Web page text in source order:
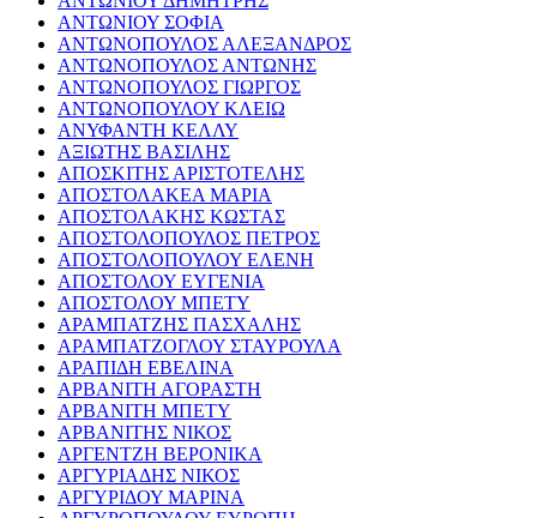
ΑΝΤΩΝΙΟΥ ΣΟΦΙΑ
ΑΝΤΩΝΟΠΟΥΛΟΣ ΑΛΕΞΑΝΔΡΟΣ
ΑΝΤΩΝΟΠΟΥΛΟΣ ΑΝΤΩΝΗΣ
ΑΝΤΩΝΟΠΟΥΛΟΣ ΓΙΩΡΓΟΣ
ΑΝΤΩΝΟΠΟΥΛΟΥ ΚΛΕΙΩ
ΑΝΥΦΑΝΤΗ ΚΕΛΛΥ
ΑΞΙΩΤΗΣ ΒΑΣΙΛΗΣ
ΑΠΟΣΚΙΤΗΣ ΑΡΙΣΤΟΤΕΛΗΣ
ΑΠΟΣΤΟΛΑΚΕΑ ΜΑΡΙΑ
ΑΠΟΣΤΟΛΑΚΗΣ ΚΩΣΤΑΣ
ΑΠΟΣΤΟΛΟΠΟΥΛΟΣ ΠΕΤΡΟΣ
ΑΠΟΣΤΟΛΟΠΟΥΛΟΥ ΕΛΕΝΗ
ΑΠΟΣΤΟΛΟΥ ΕΥΓΕΝΙΑ
ΑΠΟΣΤΟΛΟΥ ΜΠΕΤΥ
ΑΡΑΜΠΑΤΖΗΣ ΠΑΣΧΑΛΗΣ
ΑΡΑΜΠΑΤΖΟΓΛΟΥ ΣΤΑΥΡΟΥΛΑ
ΑΡΑΠΙΔΗ ΕΒΕΛΙΝΑ
ΑΡΒΑΝΙΤΗ ΑΓΟΡΑΣΤΗ
ΑΡΒΑΝΙΤΗ ΜΠΕΤΥ
ΑΡΒΑΝΙΤΗΣ ΝΙΚΟΣ
ΑΡΓΕΝΤΖΗ ΒΕΡΟΝΙΚΑ
ΑΡΓΥΡΙΑΔΗΣ ΝΙΚΟΣ
ΑΡΓΥΡΙΔΟΥ ΜΑΡΙΝΑ